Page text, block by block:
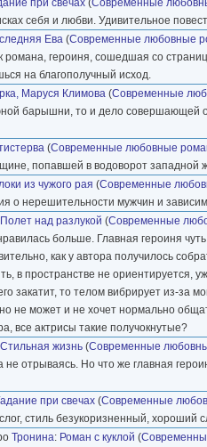
при свечах (Современные
себя и любви. Удивительное
Ева (Современные любовные
романа, героиня, сошедшая со
на благополучный исход.
Маруся Климова (Современные
барышни, то и дело совершающей
(Современные любовные
попавшей в водоворот западной
из чужого рая (Современные
о нерешительности мужчин и
Полет над разлукой (Современные
больше. Главная героиня
как у автора получилось
в пространстве не
закатит, то телом вибрирует из-за
не может и не хочет нормально
все актрисы такие получокнутые?
Стильная жизнь (Современные
не отрываясь. Но что же главная
при свечах (Современные
стиль безукоризненный, хороший
Тронина: Роман с куклой (